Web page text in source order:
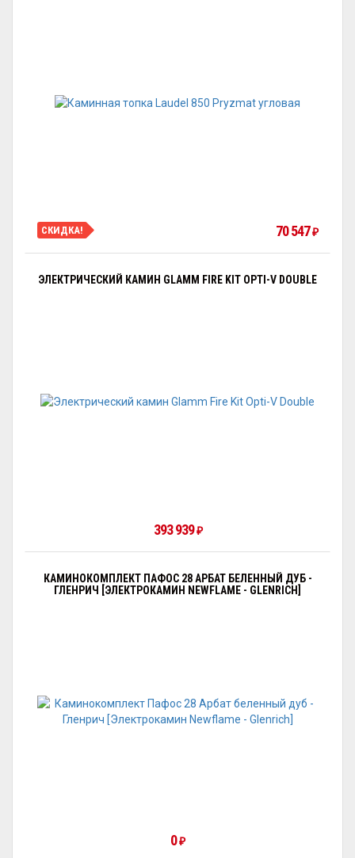
СКИДКА! 70 547 ₽
ЭЛЕКТРИЧЕСКИЙ КАМИН GLAMM FIRE KIT OPTI-V DOUBLE
393 939 ₽
КАМИНОКОМПЛЕКТ ПАФОС 28 АРБАТ БЕЛЕННЫЙ ДУБ -
ГЛЕНРИЧ [ЭЛЕКТРОКАМИН NEWFLAME - GLENRICH]
0 ₽